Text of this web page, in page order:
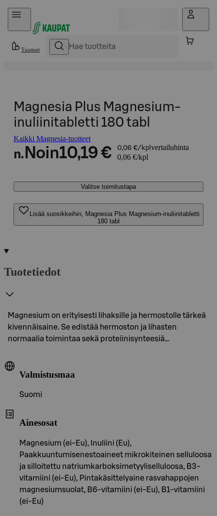
Hyppää sisältöön
Tuotteet
Magnesia Plus Magnesium-
inuliinitabletti 180 tabl
Kaikki Magnesia-tuotteet
n. Noin10,19 € 0,06 €/kpl vertailuhinta
0,06 €/kpl
Valitse toimitustapa
Lisää suosikkeihin, Magnesia Plus Magnesium-inuliinitabletti
180 tabl
Tuotetiedot
Magnesium on erityisesti lihaksille ja hermostolle tärkeä
kivennäisaine. Se edistää hermoston ja lihasten
normaalia toimintaa sekä proteiinisynteesiä…
Valmistusmaa
Suomi
Ainesosat
Magnesium (ei-Eu), Inuliini (Eu),
Paakkuuntumisenestoaineet mikrokiteinen selluloosa
ja silloitettu natriumkarboksimetyyliselluloosa, B3-
vitamiini (ei-Eu), Pintakäsittelyaine rasvahappojen
magnesiumsuolat, B6-vitamiini (ei-Eu), B1-vitamiini
(ei-Eu)